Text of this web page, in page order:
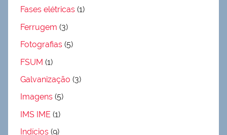
Fases elétricas (1)
Ferrugem (3)
Fotografias (5)
FSUM (1)
Galvanização (3)
Imagens (5)
IMS IME (1)
Indícios (9)